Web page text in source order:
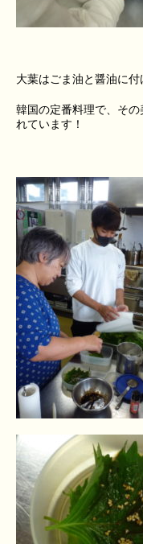
大葉はごま油と醤油に付
韓国の定番料理で、そ
れています！